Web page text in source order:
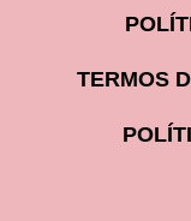
TERMOS